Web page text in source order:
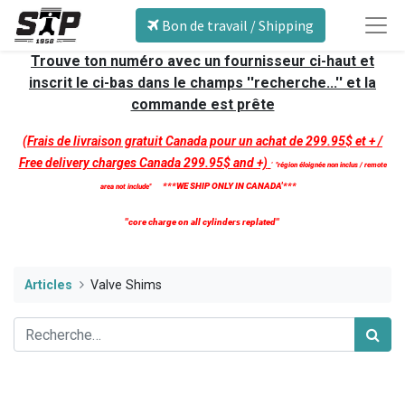
Bon de travail / Shipping
Trouve ton numéro avec un fournisseur ci-haut et
inscrit le ci-bas dans le champs ''recherche...'' et la
commande est prête
(Frais de livraison gratuit Canada pour un achat de 299.95$ et + /
Free delivery charges Canada 299.95$ and +) ' ''région éloignée non inclus / remote
area not include'' ***WE SHIP ONLY IN CANADA'***
''core charge on all cylinders replated''
Articles Valve Shims